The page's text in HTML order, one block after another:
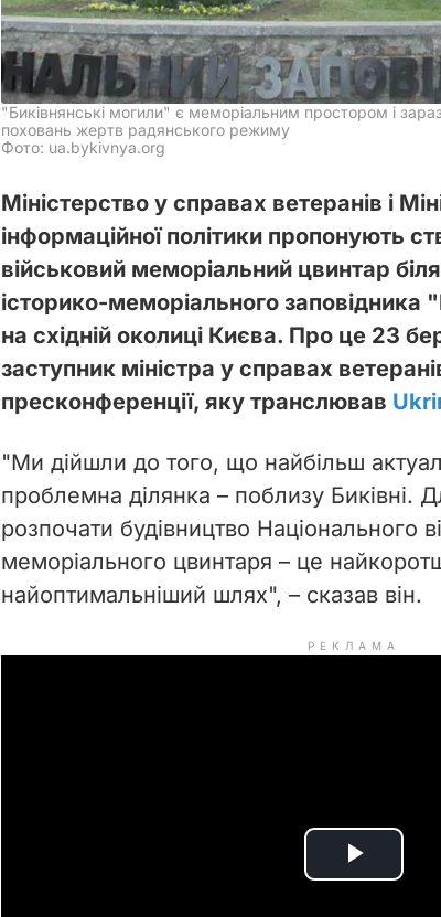
"Биківнянські могили" є меморіальним простором і
поховань жертв радянського режиму
Фото: ua.bykivnya.org
Міністерство у справах ветеранів і
інформаційної політики пропонують
військовий меморіальний цвинтар
історико-меморіального заповідника
на східній околиці Києва. Про це 23
заступник міністра у справах
пресконференції, яку транслював
"Ми дійшли до того, що найбільш
проблемна ділянка – поблизу Биківні.
розпочати будівництво Національного
меморіального цвинтаря – це
найоптимальніший шлях", – сказав він.
РЕКЛАМА
P